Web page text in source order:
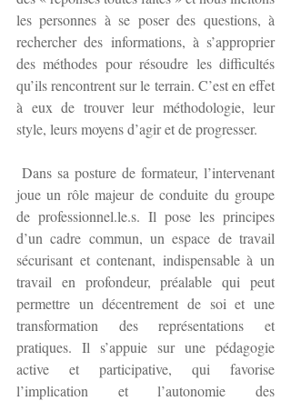
les personnes à se poser des questions, à
rechercher des informations, à s’approprier
des méthodes pour résoudre les difficultés
qu’ils rencontrent sur le terrain. C’est en effet
à eux de trouver leur méthodologie, leur
style, leurs moyens d’agir et de progresser.
joue un rôle majeur de conduite du groupe
de professionnel.le.s. Il pose les principes
d’un cadre commun, un espace de travail
sécurisant et contenant, indispensable à un
travail en profondeur, préalable qui peut
permettre un décentrement de soi et une
transformation des représentations et
pratiques. Il s’appuie sur une pédagogie
active et participative, qui favorise
l’implication et l’autonomie des